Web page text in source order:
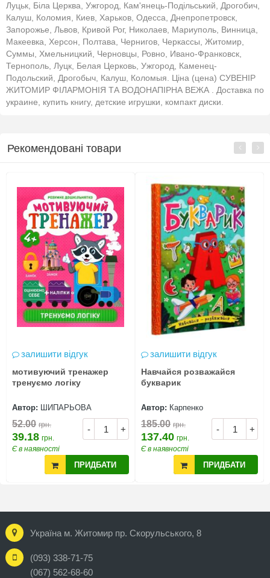
Луцьк, Біла Церква, Ужгород, Кам'янець-Подільський, Дрогобич,
Калуш, Коломия, Киев, Харьков, Одесса, Днепропетровск,
Запорожье, Львов, Кривой Рог, Николаев, Мариуполь, Винница,
Макеевка, Херсон, Полтава, Чернигов, Черкассы, Житомир,
Суммы, Хмельницкий, Черновцы, Ровно, Ивано-Франковск,
Тернополь, Луцк, Белая Церковь, Ужгород, Каменец-
Подольский, Дрогобыч, Калуш, Коломыя. Ціна (цена) СУВЕНІР
ЖИТОМИР ФІЛАРМОНІЯ ТА ВОДОНАПІРНА ВЕЖА . Доставка по
украине, купить книгу, детские игрушки, компакт диски.
Рекомендовані товари
залишити відгук
мотивуючий тренажер
тренуємо логіку
Автор: ШИПАРЬОВА
- +
52.00 грн.
39.18 грн.
Є в наявності
ПРИДБАТИ
залишити відгук
Навчайся розважайся
букварик
Автор: Карпенко
- +
185.00 грн.
137.40 грн.
Є в наявності
ПРИДБАТИ
Україна м. Житомир пр. Скорульського, 8
(093) 338-71-75
(067) 562-68-60